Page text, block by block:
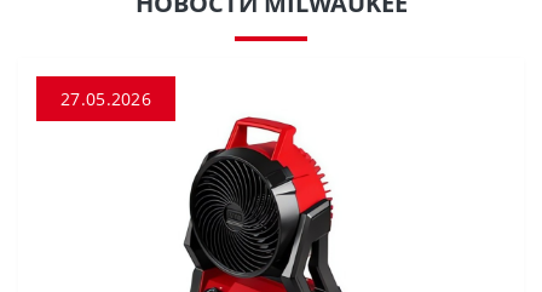
27.05.2026